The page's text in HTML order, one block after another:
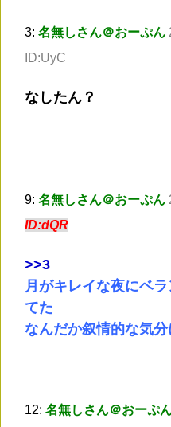
3: 名無しさん＠おーぷん
ID:UyC
なしたん？
9: 名無しさん＠おーぷん
ID:dQR
>>3
月がキレイな夜にベ
てた
なんだか叙情的な気
12: 名無しさん＠おーぷ